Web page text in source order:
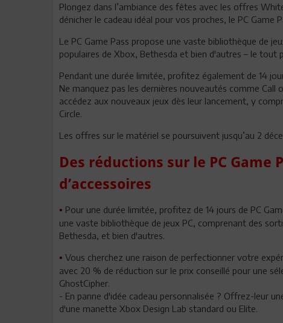
Plongez dans l’ambiance des fêtes avec les offres
dénicher le cadeau idéal pour vos proches, le PC
Le PC Game Pass propose une vaste bibliothèque de
populaires de Xbox, Bethesda et bien d'autres – le tout
Pendant une durée limitée, profitez également de 14
Ne manquez pas les dernières nouveautés comme
accédez aux nouveaux jeux dès leur lancement, y
Circle.
Les offres sur le matériel se poursuivent jusqu’au 2
Des réductions sur le PC Game
d’accessoires
• Pour une durée limitée, profitez de 14 jours de PC
une vaste bibliothèque de jeux PC, comprenant des
Bethesda, et bien d'autres.
• Vous cherchez une raison de perfectionner votre
avec 20 % de réduction sur le prix conseillé pour une
GhostCipher.
- En panne d'idée cadeau personnalisée ? Offrez-leur
d'une manette Xbox Design Lab standard ou Elite.